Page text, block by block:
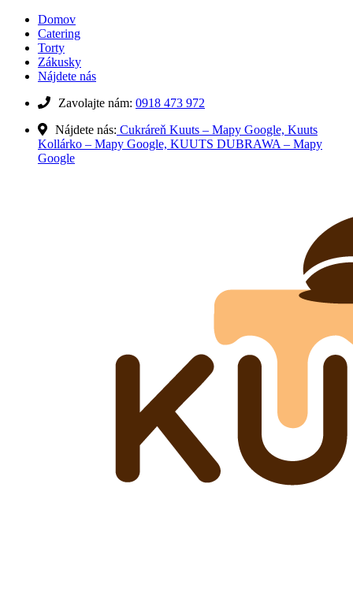
Domov
Catering
Torty
Zákusky
Nájdete nás
Zavolajte nám: 0918 473 972
Nájdete nás: Cukráreň Kuuts – Mapy Google, Kuuts
Kollárko – Mapy Google, KUUTS DUBRAWA – Mapy
Google